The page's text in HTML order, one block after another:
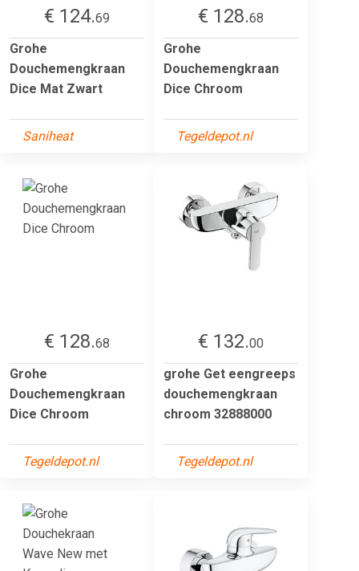
€ 124.69
Grohe
Douchemengkraan
Dice Mat Zwart
Saniheat
€ 128.68
Grohe
Douchemengkraan
Dice Chroom
Tegeldepot.nl
€ 128.68
Grohe
Douchemengkraan
Dice Chroom
Tegeldepot.nl
€ 132.00
grohe Get eengreeps
douchemengkraan
chroom 32888000
Tegeldepot.nl